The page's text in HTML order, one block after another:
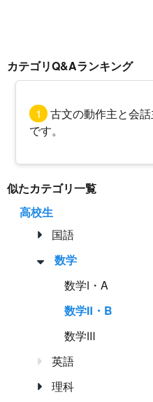
カテゴリQ&Aランキング
1
古文の動作主と会話主の意味が分からない
です。
似たカテゴリ一覧
高校生
国語
数学
数学Ⅰ・A
数学Ⅱ・B
数学Ⅲ
英語
理科